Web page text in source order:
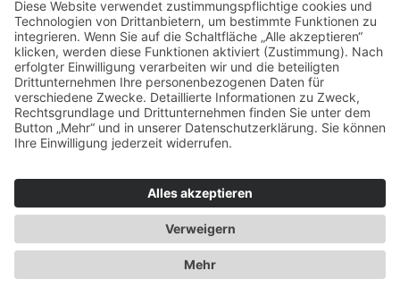
beylos 2026
Impressum|Datenschutzerklärung